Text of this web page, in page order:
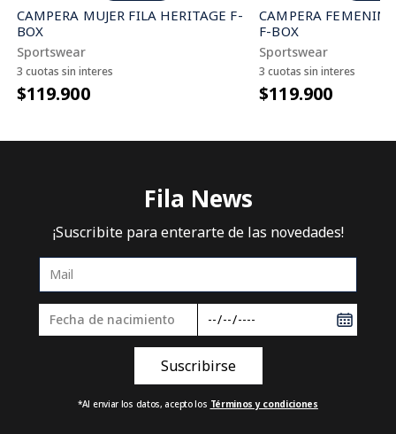
CAMPERA MUJER FILA HERITAGE F-
BOX
Sportswear
3 cuotas sin interes
$119.900
CAMPERA
F-BOX
Sportswear
3 cuotas sin interes
$119.900
Fila News
¡Suscribite para enterarte de las novedades!
*Al enviar los datos, acepto los Términos y condiciones